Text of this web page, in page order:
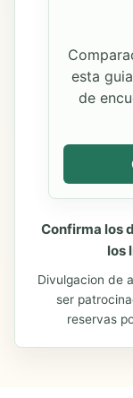
esta
de
Confirma los
los
Divulgacion de
ser
reservas